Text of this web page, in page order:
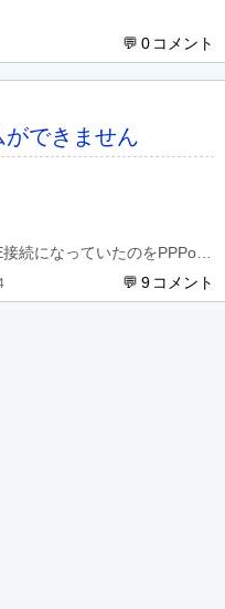
0
できません
続になっていたのをPPPoE
ンできました
接続の為のソフトウェア
9